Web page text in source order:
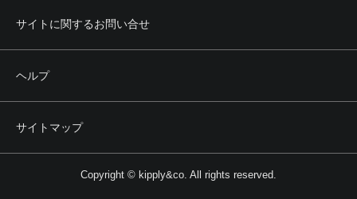
サイトに関するお問い合せ
ヘルプ
サイトマップ
Copyright © kipply&co. All rights reserved.